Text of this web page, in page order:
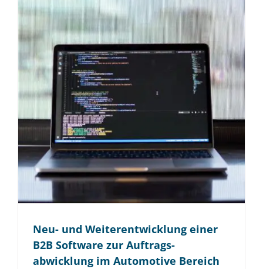
Neu- und Weiter­entwicklung einer
B2B Software zur Auftrags­
abwicklung im Auto­motive Bereich